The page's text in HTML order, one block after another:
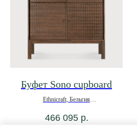
Буфет Sono cupboard
Ethnicraft, Бельгия
466 095 р.